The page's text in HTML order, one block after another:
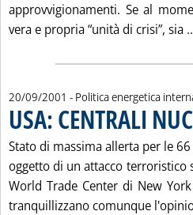
approvvigionamenti. Se al
vera e propria “unità di crisi”, sia
20/09/2001 - Politica energetica
USA: CENTRALI
Stato di massima allerta per le
oggetto di un attacco terroristico
World Trade Center di New
tranquillizzano comunque